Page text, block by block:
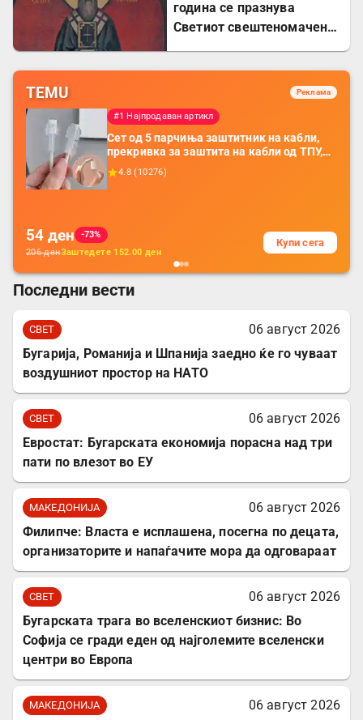
година се празнува
Светиот свештеномаченик
TEMU Реклама
#1 Најпродаван артикл
Сет од 5 парчиња заштитник на кабли,
прекривка за заштита на кабли од ТПУ,
додатоци за заштита на кабли, без
батерија, за мобилни телефони, комплет
4.8 (10276)
54 ден
-73%
206денЗаштедете 152.00 ден
Купи сега
Последни вести
СВЕТ
06 август 2026
Бугарија, Романија и Шпанија заедно ќе го чуваат
воздушниот простор на НАТО
СВЕТ
06 август 2026
Евростат: Бугарската економија порасна над три
пати по влезот во ЕУ
МАКЕДОНИЈА
06 август 2026
Филипче: Власта е исплашена, посегна по децата,
организаторите и напаѓачите мора да одговараат
СВЕТ
06 август 2026
Бугарската трага во вселенскиот бизнис: Во
Софија се гради еден од најголемите вселенски
центри во Европа
МАКЕДОНИЈА
06 август 2026